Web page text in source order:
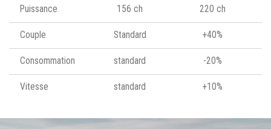
Puissance 156 ch 220 ch
Couple Standard +40%
Consommation standard -20%
Vitesse standard +10%